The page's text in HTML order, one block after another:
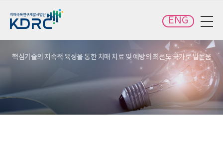
ENG
핵심기술의 지속적 육성을 통한 치매 치료 및 예방의 최선도 국가로 발돋움